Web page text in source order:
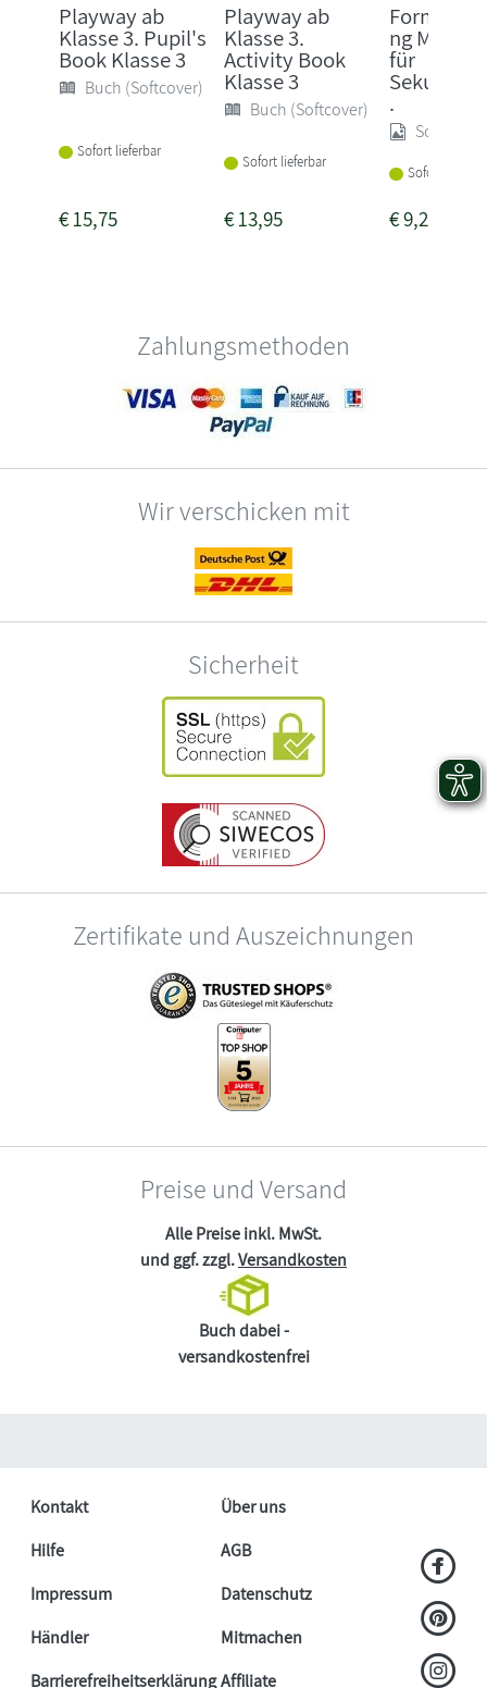
Playway ab
Klasse 3. Pupil's
Book Klasse 3
Buch (Softcover)
Sofort lieferbar
€15,75
Playway ab
Klasse 3.
Activity Book
Klasse 3
Buch (Softcover)
Sofort lieferbar
€13,95
ng
für
.
Sonstige
Sofort
€9,25
Zahlungsmethoden
Wir verschicken mit
Sicherheit
Zertifikate und Auszeichnungen
Preise und Versand
Alle Preise inkl. MwSt.
und ggf. zzgl.Versandkosten
Buch dabei -
versandkostenfrei
Kontakt
Über uns
Hilfe
AGB
Impressum
Datenschutz
Händler
Mitmachen
BarrierefreiheitserklärungAffiliate